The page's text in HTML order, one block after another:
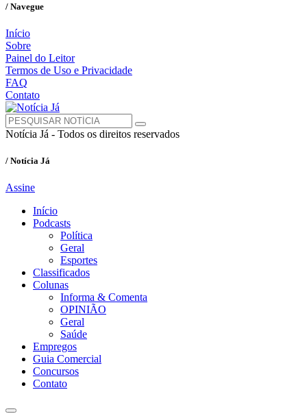
/ Navegue
Início
Sobre
Painel do Leitor
Termos de Uso e Privacidade
FAQ
Contato
Notícia Já - Todos os direitos reservados
/ Notícia Já
Assine
Início
Podcasts
Política
Geral
Esportes
Classificados
Colunas
Informa & Comenta
OPINIÃO
Geral
Saúde
Empregos
Guia Comercial
Concursos
Contato